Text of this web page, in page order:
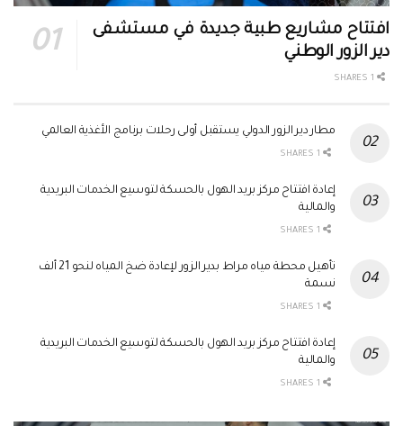
افتتاح مشاريع طبية جديدة في مستشفى
دير الزور الوطني
مطار دير الزور الدولي يستقبل أولى رحلات برنامج الأغذية العالمي
إعادة افتتاح مركز بريد الهول بالحسكة لتوسيع الخدمات البريدية
والمالية
تأهيل محطة مياه مراط بدير الزور لإعادة ضخ المياه لنحو 21 ألف
نسمة
إعادة افتتاح مركز بريد الهول بالحسكة لتوسيع الخدمات البريدية
والمالية